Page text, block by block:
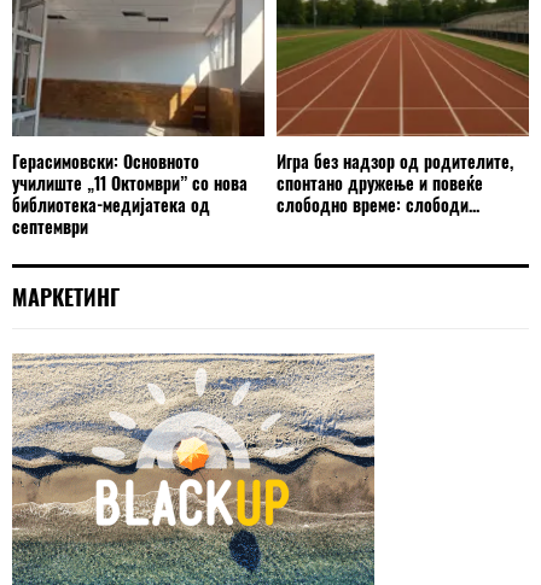
Герасимовски: Основното
училиште „11 Октомври” со нова
библиотека-медијатека од
септември
Игра без надзор од родителите,
спонтано дружење и повеќе
слободно време: слободи...
МАРКЕТИНГ